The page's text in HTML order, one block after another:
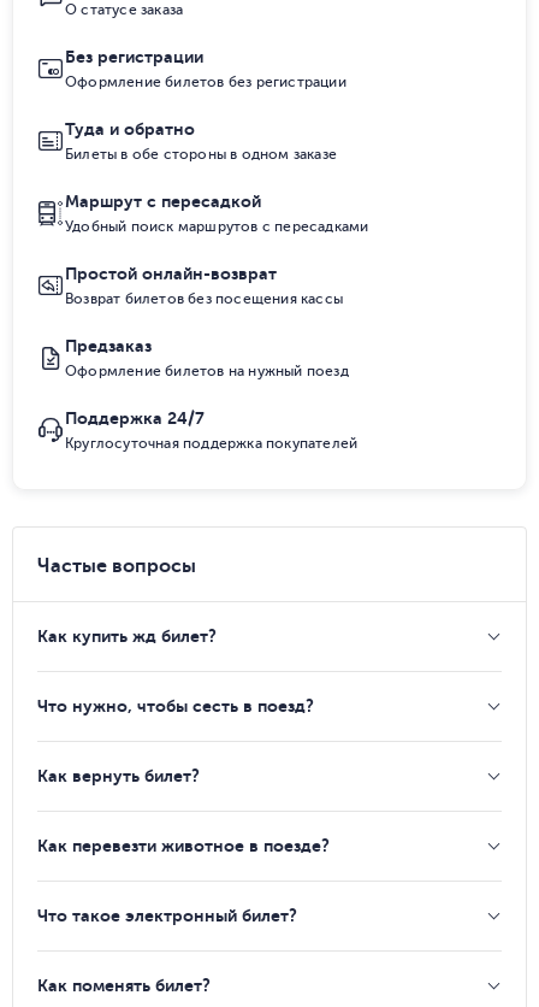
О статусе заказа
Без регистрации
Оформление билетов без регистрации
Туда и обратно
Билеты в обе стороны в одном заказе
Маршрут с пересадкой
Удобный поиск маршрутов с пересадками
Простой онлайн-возврат
Возврат билетов без посещения кассы
Предзаказ
Оформление билетов на нужный поезд
Поддержка 24/7
Круглосуточная поддержка покупателей
Частые вопросы
Как купить жд билет?
Что нужно, чтобы сесть в поезд?
Как вернуть билет?
Как перевезти животное в поезде?
Что такое электронный билет?
Как поменять билет?